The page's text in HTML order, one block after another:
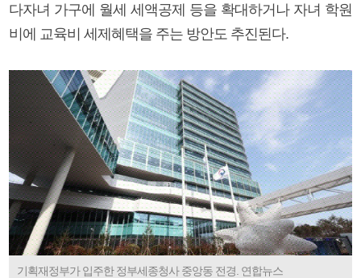
다자녀 가구에 월세 세액공제 등을 확대하거나 자녀 학원
비에 교육비 세제혜택을 주는 방안도 추진된다.
기획재정부가 입주한 정부세종청사 중앙동 전경. 연합뉴스